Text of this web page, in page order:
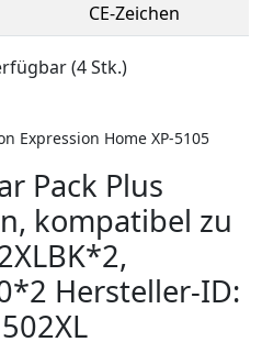
CE-Zeichen
(4 Stk.)
Expression Home XP-5105
Pack Plus
kompatibel zu
Hersteller-ID: